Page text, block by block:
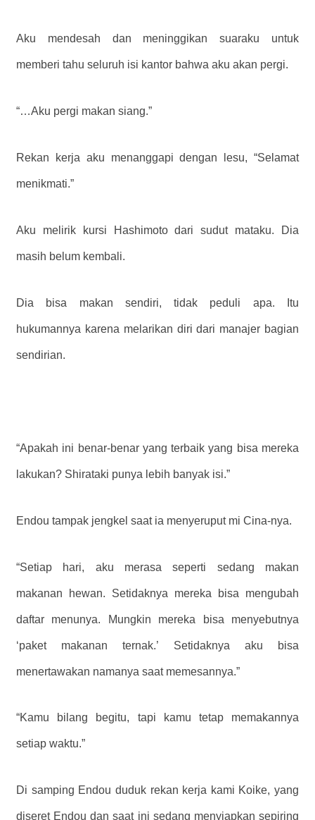
Aku mendesah dan meninggikan suaraku untuk
memberi tahu seluruh isi kantor bahwa aku akan pergi.
“…Aku pergi makan siang.”
Rekan kerja aku menanggapi dengan lesu, “Selamat
menikmati.”
Aku melirik kursi Hashimoto dari sudut mataku. Dia
masih belum kembali.
Dia bisa makan sendiri, tidak peduli apa. Itu
hukumannya karena melarikan diri dari manajer bagian
sendirian.
“Apakah ini benar-benar yang terbaik yang bisa mereka
lakukan? Shirataki punya lebih banyak isi.”
Endou tampak jengkel saat ia menyeruput mi Cina-nya.
“Setiap hari, aku merasa seperti sedang makan
makanan hewan. Setidaknya mereka bisa mengubah
daftar menunya. Mungkin mereka bisa menyebutnya
‘paket makanan ternak.’ Setidaknya aku bisa
menertawakan namanya saat memesannya.”
“Kamu bilang begitu, tapi kamu tetap memakannya
setiap waktu.”
Di samping Endou duduk rekan kerja kami Koike, yang
diseret Endou dan saat ini sedang menyiapkan sepiring